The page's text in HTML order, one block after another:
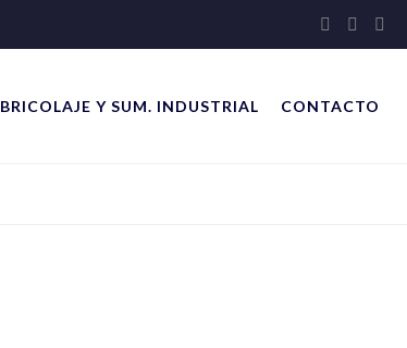
BRICOLAJE Y SUM. INDUSTRIAL CONTACTO